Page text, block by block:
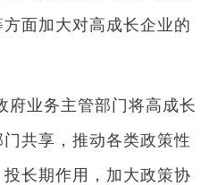
面加大对高成长企业的
府业务主管部门将高成长
共享，推动各类政策性
长期作用，加大政策协